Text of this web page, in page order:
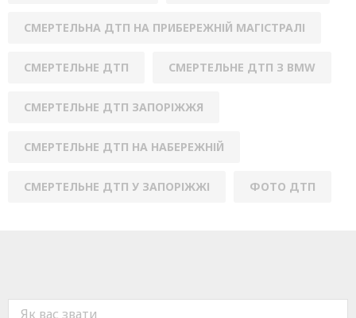
СМЕРТЕЛЬНА ДТП НА ПРИБЕРЕЖНІЙ МАГІСТРАЛІ
СМЕРТЕЛЬНЕ ДТП СМЕРТЕЛЬНЕ ДТП З BMW
СМЕРТЕЛЬНЕ ДТП ЗАПОРІЖЖЯ
СМЕРТЕЛЬНЕ ДТП НА НАБЕРЕЖНІЙ
СМЕРТЕЛЬНЕ ДТП У ЗАПОРІЖЖІ ФОТО ДТП